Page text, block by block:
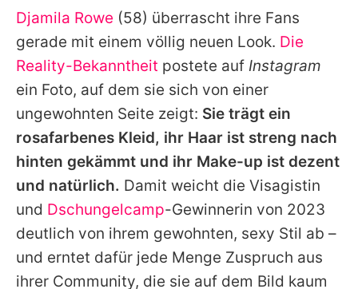
Alle Themen auf Promiflash
Jobs
App runterladen
Team
Redaktionelle Richtlinien
Impressum
Datenschutzerklärung
Nutzungsbedingungen
Djamila Rowe (58) überrascht ihre Fans
gerade mit einem völlig neuen Look. Die
Reality-Bekanntheit postete auf Instagram
ein Foto, auf dem sie sich von einer
ungewohnten Seite zeigt: Sie trägt ein
rosafarbenes Kleid, ihr Haar ist streng nach
hinten gekämmt und ihr Make-up ist dezent
und natürlich. Damit weicht die Visagistin
und Dschungelcamp-Gewinnerin von 2023
deutlich von ihrem gewohnten, sexy Stil ab –
und erntet dafür jede Menge Zuspruch aus
ihrer Community, die sie auf dem Bild kaum